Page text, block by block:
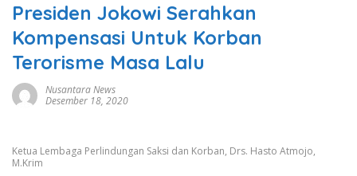
Presiden Jokowi Serahkan
Kompensasi Untuk Korban
Terorisme Masa Lalu
Nusantara News
Desember 18, 2020
Ketua Lembaga Perlindungan Saksi dan Korban, Drs. Hasto Atmojo,
M.Krim